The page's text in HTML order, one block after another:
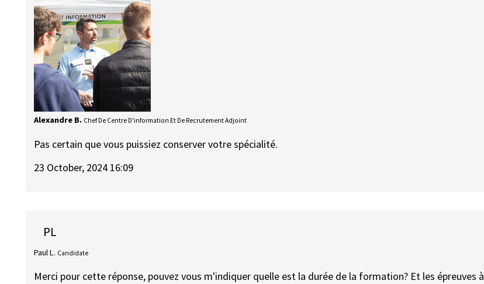
Alexandre B. Chef De Centre D'information Et De Recrutement Adjoint
Pas certain que vous puissiez conserver votre spécialité.
23 October, 2024 16:09
PL
Paul L. Candidate
Merci pour cette réponse, pouvez vous m'indiquer quelle est la durée de la formation? Et les épreuves à